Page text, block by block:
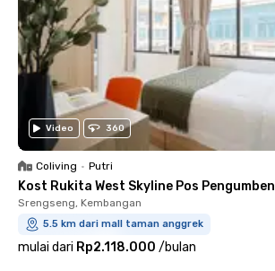
Video 360
Coliving • Putri
Kost Rukita West Skyline Pos Pengumben
Srengseng, Kembangan
5.5 km dari mall taman anggrek
mulai dari Rp2.118.000 /bulan